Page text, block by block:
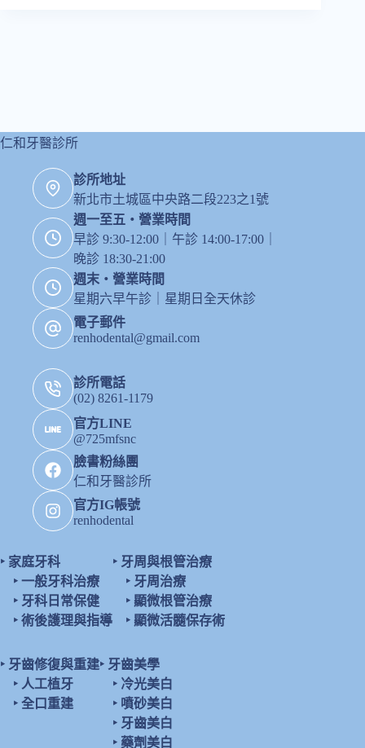
假
仁和牙醫診所
診所地址
新北市土城區中央路二段223之1號
週一至五・營業時間
早診 9:30-12:00｜午診 14:00-17:00｜
晚診 18:30-21:00
週末・營業時間
星期六早午診｜星期日全天休診
電子郵件
renhodental@gmail.com
診所電話
(02) 8261-1179
官方LINE
@725mfsnc
臉書粉絲團
仁和牙醫診所
官方IG帳號
renhodental
‣ 家庭牙科
‣ 一般牙科治療
‣ 牙科日常保健
‣ 術後護理與指導
‣ 牙周與根管治療
‣ 牙周治療
‣ 顯微根管治療
‣ 顯微活髓保存術
‣ 牙齒修復與重建
‣ 人工植牙
‣ 全口重建
‣ 牙齒美學
‣ 冷光美白
‣ 噴砂美白
‣ 牙齒美白
‣ 藥劑美白